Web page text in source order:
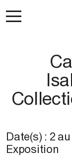
Date(s) : 2 au
Exposition